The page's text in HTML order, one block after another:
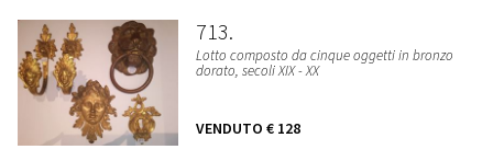
713
Lotto composto da cinque oggetti in bronzo
dorato, secoli XIX - XX
VENDUTO € 128